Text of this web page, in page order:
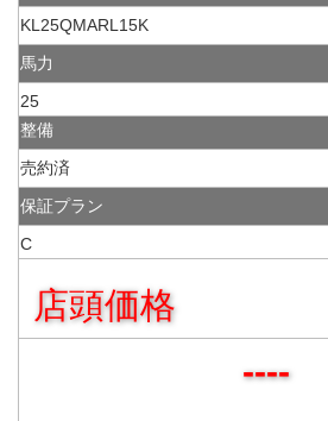
KL25QMARL15K
馬力
25
整備
売約済
保証プラン
C
店頭価格
----